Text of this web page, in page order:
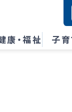
康・福祉 子育